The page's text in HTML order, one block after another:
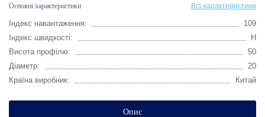
Основні характеристики Всі характеристики
Індекс навантаження:
109
Індекс швидкості:
H
Висота профілю:
50
Діаметр:
20
Країна виробник:
Китай
Опис